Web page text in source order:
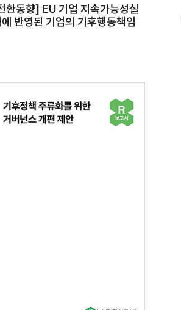
환동향] EU 기업 지속가능성실
반영된 기업의 기후행동책임